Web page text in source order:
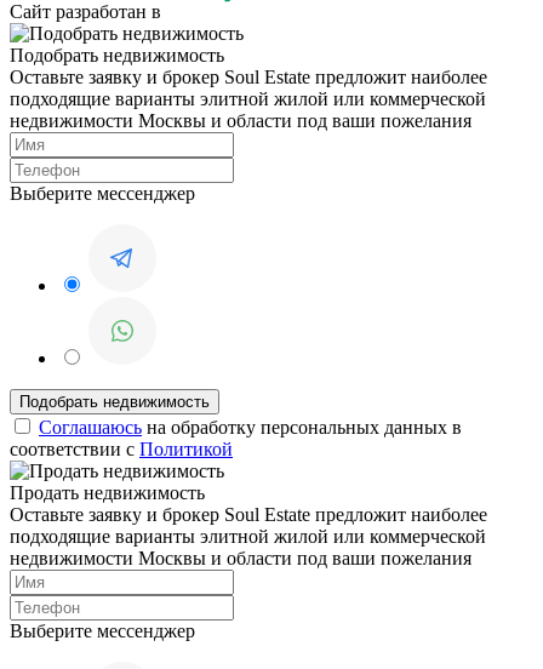
Сайт разработан в
Подобрать недвижимость
Оставьте заявку и брокер Soul Estate предложит наиболее
подходящие варианты элитной жилой или коммерческой
недвижимости Москвы и области под ваши пожелания
Выберите мессенджер
Соглашаюсь на обработку персональных данных в
соответствии с Политикой
Продать недвижимость
Оставьте заявку и брокер Soul Estate предложит наиболее
подходящие варианты элитной жилой или коммерческой
недвижимости Москвы и области под ваши пожелания
Выберите мессенджер